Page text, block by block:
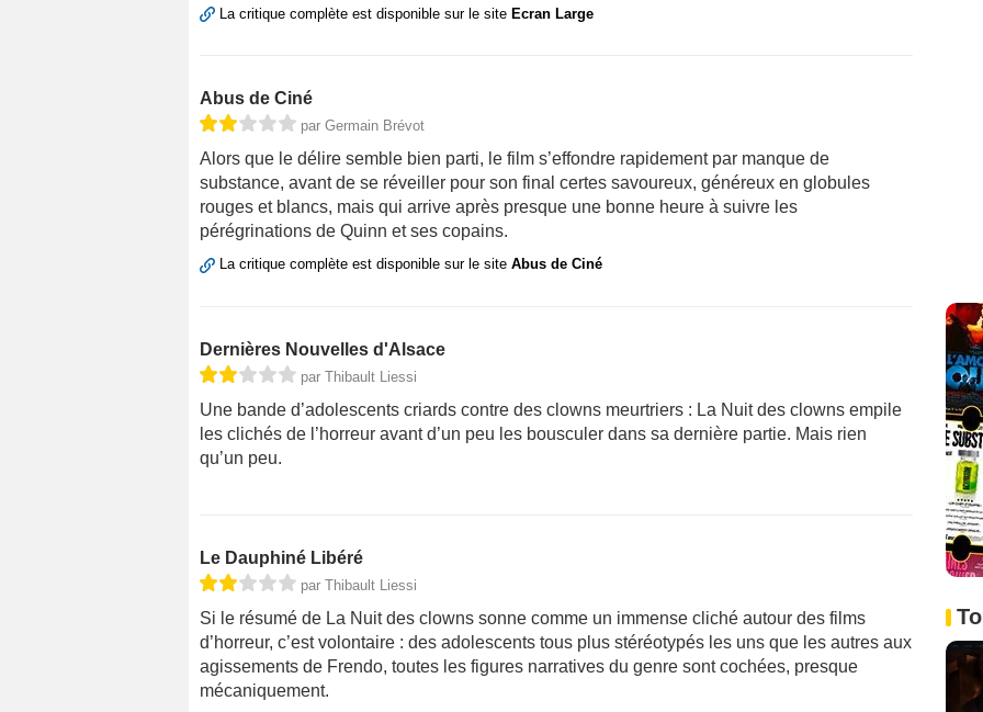
La critique complète est disponible sur le site Ecran Large
Abus de Ciné
par Germain Brévot
Alors que le délire semble bien parti, le film s’effondre rapidement par manque de
substance, avant de se réveiller pour son final certes savoureux, généreux en globules
rouges et blancs, mais qui arrive après presque une bonne heure à suivre les
pérégrinations de Quinn et ses copains.
La critique complète est disponible sur le site Abus de Ciné
Dernières Nouvelles d'Alsace
par Thibault Liessi
Une bande d’adolescents criards contre des clowns meurtriers : La Nuit des clowns empile
les clichés de l’horreur avant d’un peu les bousculer dans sa dernière partie. Mais rien
qu’un peu.
Le Dauphiné Libéré
par Thibault Liessi
Si le résumé de La Nuit des clowns sonne comme un immense cliché autour des films
d’horreur, c’est volontaire : des adolescents tous plus stéréotypés les uns que les autres aux
agissements de Frendo, toutes les figures narratives du genre sont cochées, presque
mécaniquement.